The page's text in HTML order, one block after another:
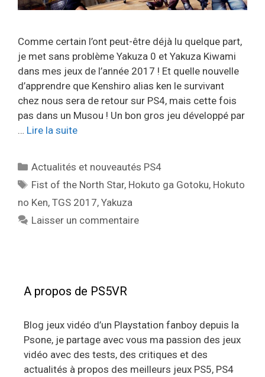
Comme certain l’ont peut-être déjà lu quelque part,
je met sans problème Yakuza 0 et Yakuza Kiwami
dans mes jeux de l’année 2017 ! Et quelle nouvelle
d’apprendre que Kenshiro alias ken le survivant
chez nous sera de retour sur PS4, mais cette fois
pas dans un Musou ! Un bon gros jeu développé par
… Lire la suite
Catégories
Actualités et nouveautés PS4
Étiquettes
Fist of the North Star, Hokuto ga Gotoku, Hokuto
no Ken, TGS 2017, Yakuza
Laisser un commentaire
A propos de PS5VR
Blog jeux vidéo d’un Playstation fanboy depuis la
Psone, je partage avec vous ma passion des jeux
vidéo avec des tests, des critiques et des
actualités à propos des meilleurs jeux PS5, PS4